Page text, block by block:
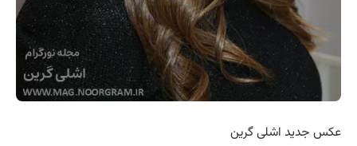
عکس جدید اشلی گرین